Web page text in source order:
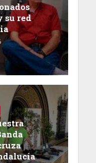
su red